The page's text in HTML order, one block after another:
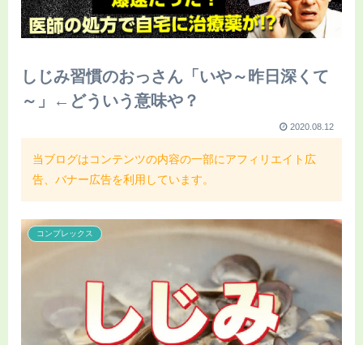
しじみ習慣のおっさん「いや～昨日深くて
～」←どういう意味や？
2020.08.12
当ブログはコンテンツの内容の一部にアフィリエイト広
告、バナー広告を利用しています。
コンプレックス